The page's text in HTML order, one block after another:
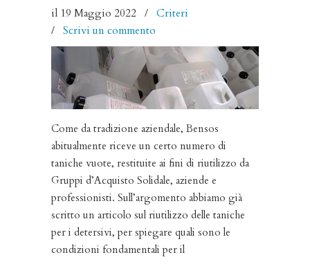
il 19 Maggio 2022 / Criteri
/ Scrivi un commento
Come da tradizione aziendale, Bensos
abitualmente riceve un certo numero di
taniche vuote, restituite ai fini di riutilizzo da
Gruppi d’Acquisto Solidale, aziende e
professionisti. Sull’argomento abbiamo già
scritto un articolo sul riutilizzo delle taniche
per i detersivi, per spiegare quali sono le
condizioni fondamentali per il